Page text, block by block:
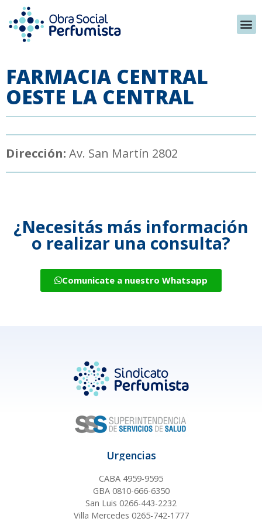
FARMACIA CENTRAL
OESTE LA CENTRAL
Dirección: Av. San Martín 2802
¿Necesitás más información
o realizar una consulta?
Comunicate a nuestro Whatsapp
Urgencias
CABA 4959-9595
GBA 0810-666-6350
San Luis 0266-443-2232
Villa Mercedes 0265-742-1777